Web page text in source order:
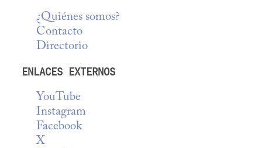
¿Quiénes somos?
Contacto
Directorio
ENLACES EXTERNOS
YouTube
Instagram
Facebook
X